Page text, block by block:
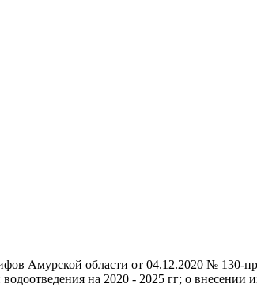
Амурской области от 04.12.2020 № 130-
на 2020 - 2025 гг; о